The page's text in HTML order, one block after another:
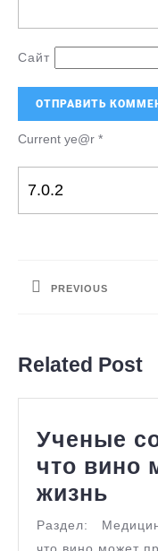
Сайт
Current ye@r *
записям
PREVIOUS
Related Post
Ученые
что вино
жизнь
Раздел: